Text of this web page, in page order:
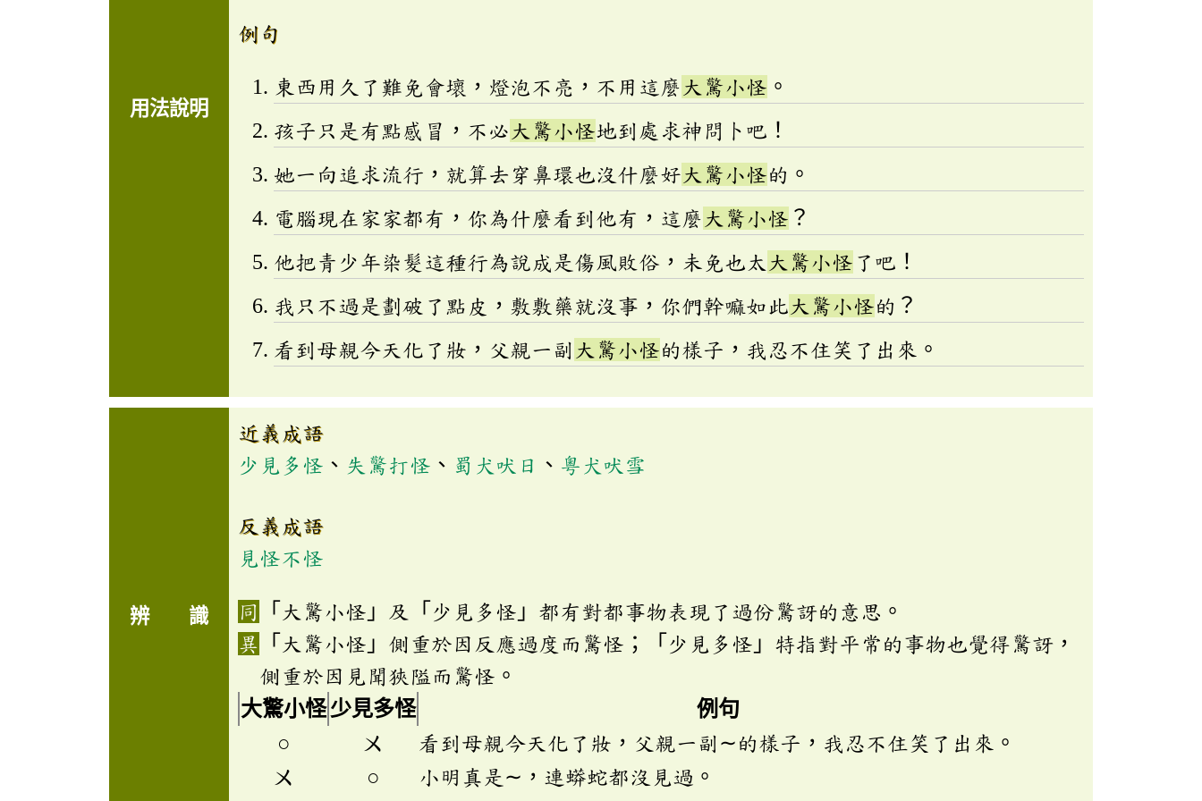
用法說明
例句
東西用久了難免會壞，燈泡不亮，不用這麼 大驚小怪 。
孩子只是有點感冒，不必 大驚小怪地到處求神問卜吧！
她一向追求流行，就算去穿鼻環也沒什麼好大驚小怪的。
電腦現在家家都有，你為什麼看到他有，這麼 大驚小怪 ？
他把青少年染髮這種行為說成是傷風敗俗，未免也太 大驚小怪 了吧！
我只不過是劃破了點皮，敷敷藥就沒事，你們幹嘛如此大驚小怪的？
看到母親今天化了妝，父親一副 大驚小怪的樣子，我忍不住笑了出來。
辨 識
近義成語
少見多怪 、 失驚打怪 、 蜀犬吠日 、 粵犬吠雪
反義成語
見怪不怪
「大驚小怪」及「少見多怪」都有對都事物表現了過份驚訝的意思。
「大驚小怪」側重於因反應過度而驚怪；「少見多怪」特指對平常的事物也覺得驚訝，
側重於因見聞狹隘而驚怪。
大驚小怪少見多怪
例句
○
ㄨ
看到母親今天化了妝，父親一副∼的樣子，我忍不住笑了出來。
ㄨ
○ 小明真是∼，連蟒蛇都沒見過。